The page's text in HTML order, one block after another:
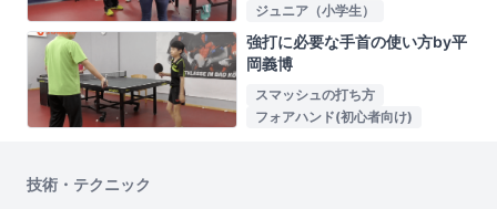
ジュニア（小学生）
強打に必要な手首の使い方by平
岡義博
スマッシュの打ち方
フォアハンド(初心者向け)
技術・テクニック